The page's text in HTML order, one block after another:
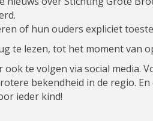
of hun ouders expliciet
te lezen, tot het moment van
te volgen via social media.
bekendheid in de regio.
ieder kind!